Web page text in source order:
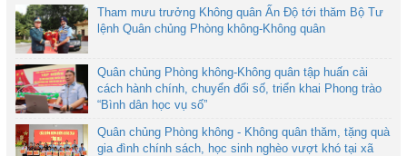
Tham mưu trưởng Không quân Ấn Độ tới thăm Bộ Tư
lệnh Quân chủng Phòng không-Không quân
Quân chủng Phòng không-Không quân tập huấn cải
cách hành chính, chuyển đổi số, triển khai Phong trào
“Bình dân học vụ số”
Quân chủng Phòng không - Không quân thăm, tặng quà
gia đình chính sách, học sinh nghèo vượt khó tại xã